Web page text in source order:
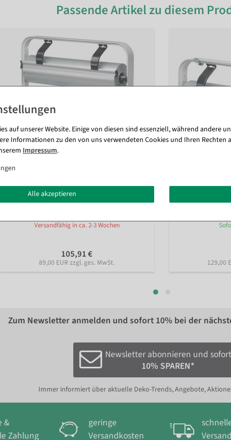
Passende Artikel zu diesem
Aufsatzabroller "Standard" Rollenbreite 50
cm
Versandfähig in ca. 2-3 Wochen
105,91 €
89,00 EUR zzgl. ges. MwSt.
Tischabroller
129,00
Zum Newsletter anmelden und sofort 10% bei der
Newsletter abonnieren und sofort
10% SPAREN*
Immer informiert über aktuelle Deko-Trends, Angebote,
&
Zahlung
geringe
Versandkosten
Versand
auf unserer Website. Einige von diesen sind essenziell, während andere
Informationen zu den von uns verwendeten Cookies und Ihren Rechten
Impressum.
Alle akzeptieren